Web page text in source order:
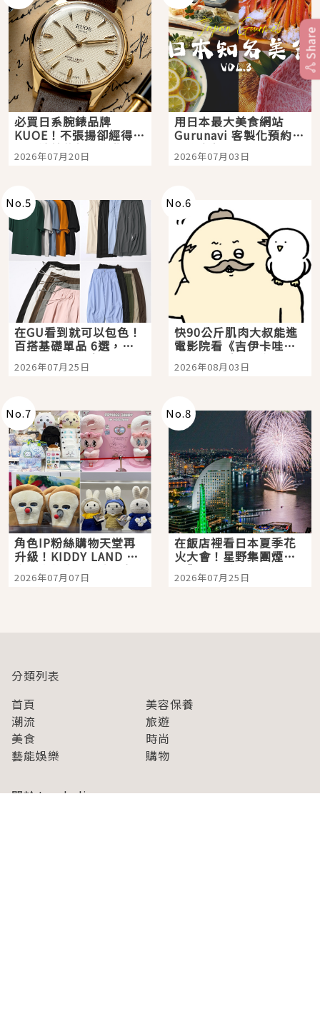
必買日系腕錶品牌
KUOE！不張揚卻經得起
時間洗鍊的經典之作五
選
2026年07月20日
用日本最大美食網站
Gurunavi 客製化預約九
大都市餐廳，打造專屬
美食體驗！
2026年07月03日
No.5
在GU看到就可以包色！
百搭基礎單品 6選，閉
眼全收也不心疼
2026年07月25日
No.6
快90公斤肌肉大叔能進
電影院看《吉伊卡哇》
嗎？日本重金屬樂團
「打首」會長與nagano
2026年08月03日
No.7
角色IP粉絲購物天堂再
升級！KIDDY LAND 原
宿店吉伊卡哇迎客，新
開幕 OMOKADO 店3分
2026年07月07日
No.8
在飯店裡看日本夏季花
火大會！星野集團煙火
景觀飯店6選，讓你不用
人擠人悠閒欣賞
2026年07月25日
Share
分類列表
首頁
美容保養
潮流
旅遊
美食
時尚
藝能娛樂
購物
關於Japaholic